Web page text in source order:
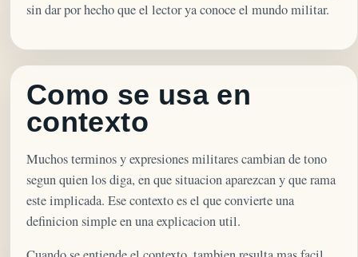
sin dar por hecho que el lector ya conoce el mundo militar.
Como se usa en
contexto
Muchos terminos y expresiones militares cambian de tono
segun quien los diga, en que situacion aparezcan y que rama
este implicada. Ese contexto es el que convierte una
definicion simple en una explicacion util.